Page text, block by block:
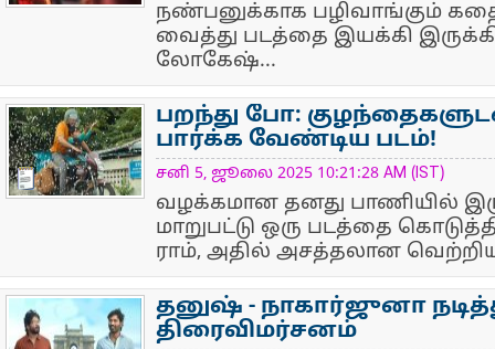
நண்பனுக்காக பழிவாங்கும்
வைத்து படத்தை இயக்கி
லோகேஷ்...
NewsIcon
பறந்து போ:
பார்க்க வேண்டிய படம்!
சனி 5, ஜூலை 2025 10:21:28 AM (IST)
வழக்கமான தனது பாணியில்
மாறுபட்டு ஒரு படத்தை
ராம், அதில் அசத்தலான
தனுஷ் - நாகார்ஜுனா
திரைவிமர்சனம்